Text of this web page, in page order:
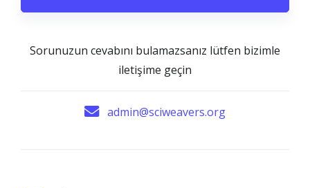
Sorunuzun cevabını bulamazsanız lütfen bizimle
iletişime geçin
admin@sciweavers.org